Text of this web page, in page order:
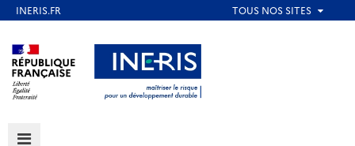
au
contenu
principal
Aller au contenu Aller au menu
Aller au pied de page
MENU